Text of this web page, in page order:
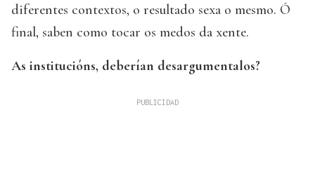
diferentes contextos, o resultado sexa o mesmo. Ó
final, saben como tocar os medos da xente.
As institucións, deberían desargumentalos?